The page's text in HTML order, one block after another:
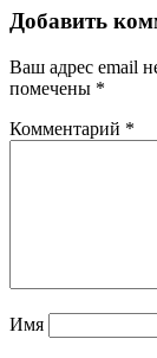
Добавить
Ваш адрес email
помечены *
Комментарий *
Имя